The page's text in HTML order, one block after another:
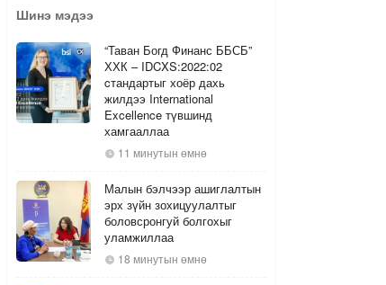
Шинэ мэдээ
“Таван Богд Финанс ББСБ”
ХХК – IDCXS:2022:02
cтандартыг хоёр дахь
жилдээ International
Excellence түвшинд
хамгааллаа
11 минутын өмнө
Малын бэлчээр ашиглалтын
эрх зүйн зохицуулалтыг
боловсронгуй болгохыг
уламжиллаа
18 минутын өмнө